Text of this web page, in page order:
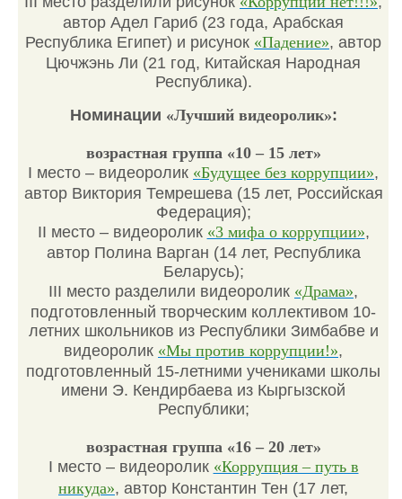
автор Адел Гариб (23 года, Арабская
Республика Египет) и рисунок «Падение», автор
Цючжэнь Ли (21 год, Китайская Народная
Республика).
Номинации «Лучший видеоролик»:
возрастная группа «10 – 15 лет»
I место – видеоролик «Будущее без коррупции»,
автор Виктория Темрешева (15 лет, Российская
Федерация);
II место – видеоролик «3 мифа о коррупции»,
автор Полина Варган (14 лет, Республика
Беларусь);
III место разделили видеоролик «Драма»,
подготовленный творческим коллективом 10-
летних школьников из Республики Зимбабве и
видеоролик «Мы против коррупции!»,
подготовленный 15-летними учениками школы
имени Э. Кендирбаева из Кыргызской
Республики;
возрастная группа «16 – 20 лет»
I место – видеоролик «Коррупция – путь в
никуда», автор Константин Тен (17 лет,